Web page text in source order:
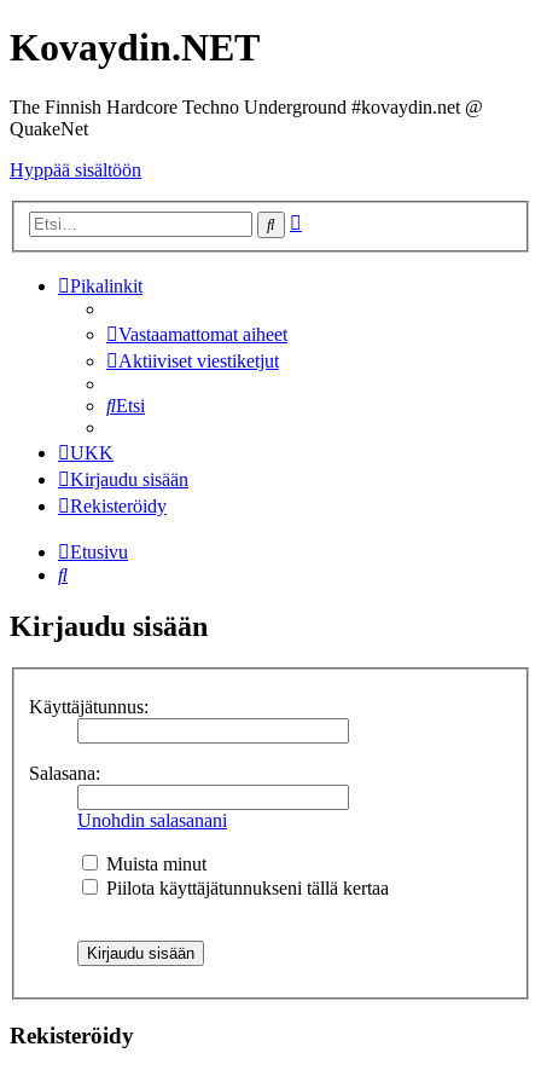
Kovaydin.NET
The Finnish Hardcore Techno Underground #kovaydin.net @
QuakeNet
Hyppää sisältöön
Etsi
Pikalinkit
Vastaamattomat aiheet
Aktiiviset viestiketjut
Etsi
UKK
Kirjaudu sisään
Rekisteröidy
Etusivu
Etsi
Kirjaudu sisään
Käyttäjätunnus:
Salasana:
Unohdin salasanani
Muista minut
Piilota käyttäjätunnukseni tällä kertaa
Rekisteröidy